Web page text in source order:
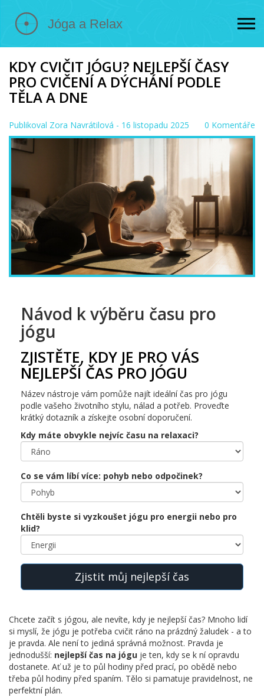
KDY CVIČIT JÓGU? NEJLEPŠÍ ČASY
PRO CVIČENÍ A DÝCHÁNÍ PODLE
TĚLA A DNE
Publikoval Zora Navrátilová - 16 listopadu 2025 0 Komentáře
Návod k výběru času pro
jógu
ZJISTĚTE, KDY JE PRO VÁS
NEJLEPŠÍ ČAS PRO JÓGU
Název nástroje vám pomůže najít ideální čas pro jógu
podle vašeho životního stylu, nálad a potřeb. Proveďte
krátký dotazník a získejte osobní doporučení.
Kdy máte obvykle nejvíc času na relaxaci?
Co se vám líbí více: pohyb nebo odpočinek?
Chtěli byste si vyzkoušet jógu pro energii nebo pro
klid?
Zjistit můj nejlepší čas
Chcete začít s jógou, ale nevíte, kdy je nejlepší čas? Mnoho lidí
si myslí, že jógu je potřeba cvičit ráno na prázdný žaludek - a to
je pravda. Ale není to jediná správná možnost. Pravda je
jednodušší: nejlepší čas na jógu je ten, kdy se k ní opravdu
dostanete. Ať už je to půl hodiny před prací, po obědě nebo
třeba půl hodiny před spaním. Tělo si pamatuje pravidelnost, ne
perfektní plán.